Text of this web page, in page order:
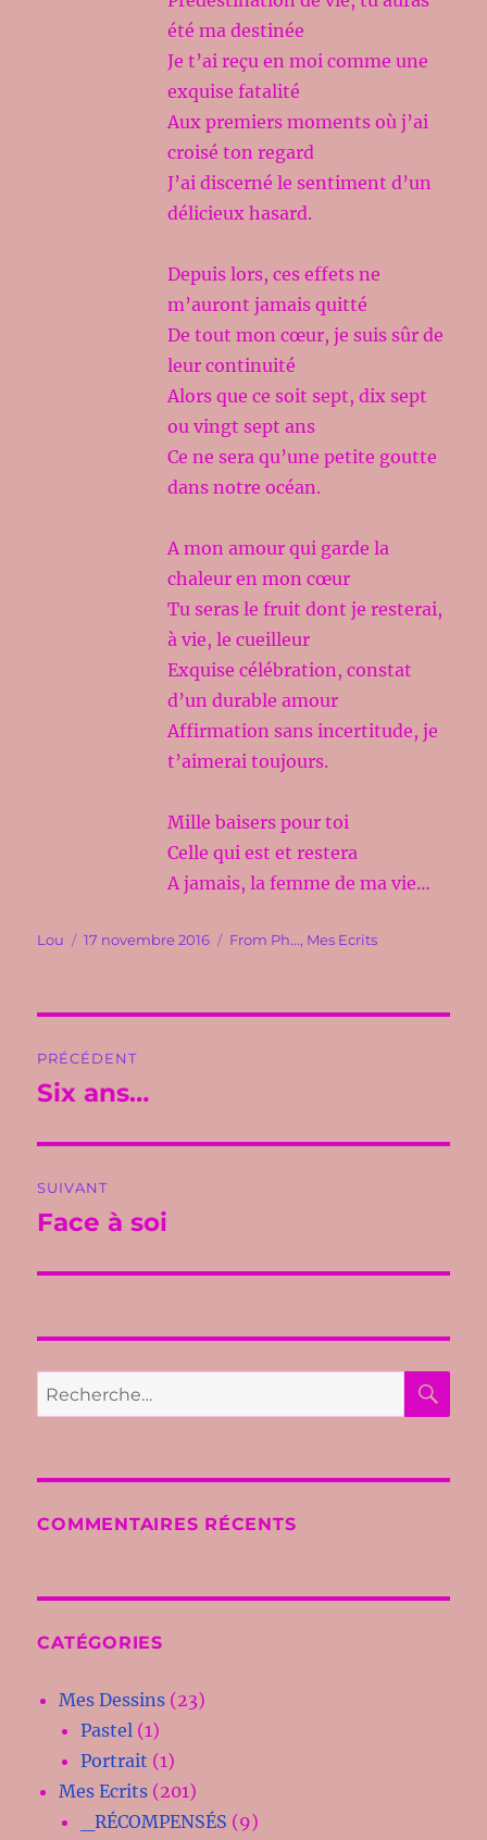
été ma destinée
Je t’ai reçu en moi comme une
exquise fatalité
Aux premiers moments où j’ai
croisé ton regard
J’ai discerné le sentiment d’un
délicieux hasard.
Depuis lors, ces effets ne
m’auront jamais quitté
De tout mon cœur, je suis sûr de
leur continuité
Alors que ce soit sept, dix sept
ou vingt sept ans
Ce ne sera qu’une petite goutte
dans notre océan.
A mon amour qui garde la
chaleur en mon cœur
Tu seras le fruit dont je resterai,
à vie, le cueilleur
Exquise célébration, constat
d’un durable amour
Affirmation sans incertitude, je
t’aimerai toujours.
Mille baisers pour toi
Celle qui est et restera
A jamais, la femme de ma vie…
Auteur
Lou
Publié
17 novembre 2016 Catégories
From Ph..., Mes Ecrits
de
PRÉCÉDENT
Publication
Six ans…
SUIVANT
Publication
Face à soi
Recherche
pour :
COMMENTAIRES RÉCENTS
CATÉGORIES
Mes Dessins (23)
Pastel (1)
Portrait (1)
Mes Ecrits (201)
_RÉCOMPENSÉS (9)